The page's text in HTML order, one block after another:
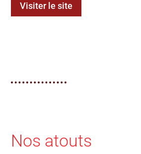
Visiter le site
Nos atouts